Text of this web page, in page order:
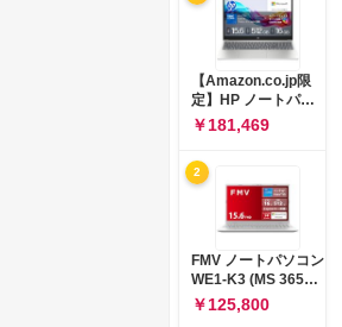
【Amazon.co.jp限
定】HP ノートパソ
コン 15-fd 15.6イン
チ インテル Core 5
120U メモリ16GB
SSD512GB
Windows 11
Microsoft Office
2024搭載 WPS
Office搭載 カメラシ
ャッター 指紋認証 薄
型 Copilotキー搭載
ナチュラルシルバー
￥181,469
2
FMV ノートパソコン
WE1-K3 (MS 365
Personal/Copilotキ
ー搭載/Win 11/15.6
￥125,800